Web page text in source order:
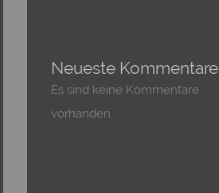
Neueste Kommentare
Es sind keine Kommentare
vorhanden.